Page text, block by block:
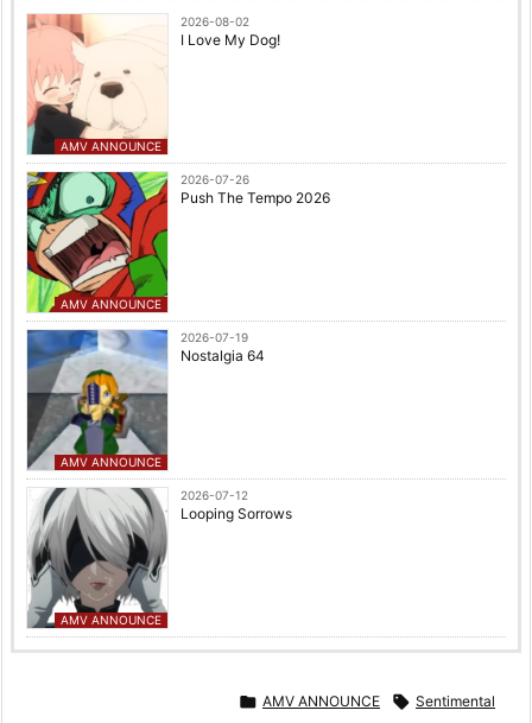
AMV ANNOUNCE
2026-08-02
I Love My Dog!
AMV ANNOUNCE
2026-07-26
Push The Tempo 2026
AMV ANNOUNCE
2026-07-19
Nostalgia 64
AMV ANNOUNCE
2026-07-12
Looping Sorrows
 AMV ANNOUNCE  Sentimental